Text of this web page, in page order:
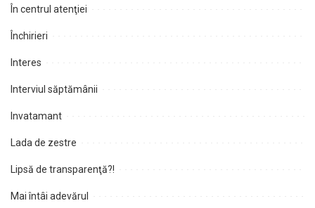
În centrul atenţiei
Închirieri
Interes
Interviul săptămânii
Invatamant
Lada de zestre
Lipsă de transparenţă?!
Mai întâi adevărul